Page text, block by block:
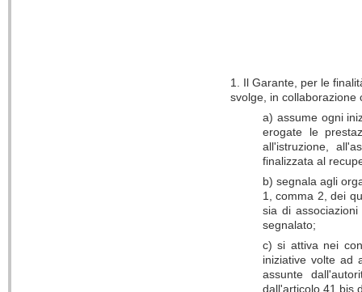
1. Il Garante, per le
svolge, in collaborazione
a) assume ogni
erogate le
all'istruzione,
finalizzata al
b) segnala agli
1, comma 2, dei
sia di
segnalato;
c) si attiva nei
iniziative volte ad
assunte
dall'articolo 41 bis